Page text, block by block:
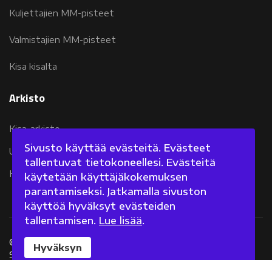
Kuljettajien MM-pisteet
Valmistajien MM-pisteet
Kisa kisalta
Arkisto
Kisa-arkisto
Uutisarkisto 2007-2011
Kolumniarkisto 2007-2011
©
2026 Fanisivut.net
Sisältötuotanto: Jarkko Nieminen
Sivusto käyttää evästeitä. Evästeet
tallentuvat tietokoneellesi. Evästeitä
käytetään käyttäjäkokemuksen
parantamiseksi. Jatkamalla sivuston
käyttöä hyväksyt evästeiden
tallentamisen. Lue lisää.
Hyväksyn